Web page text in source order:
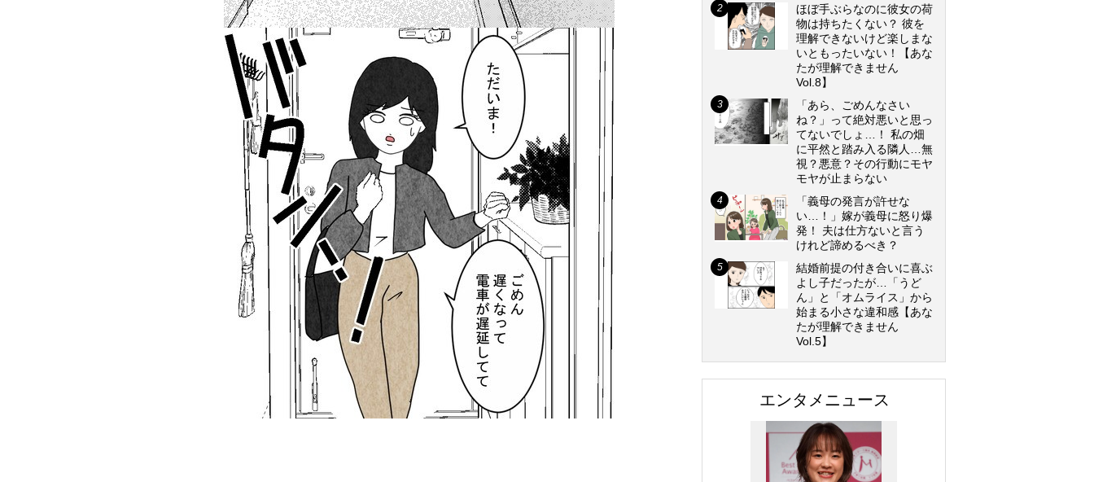
ほぼ手ぶらなのに彼女の荷
物は持ちたくない？ 彼を
理解できないけど楽しまな
いともったいない！【あな
たが理解できません
Vol.8】
「あら、ごめんなさい
ね？」って絶対悪いと思っ
てないでしょ…！ 私の畑
に平然と踏み入る隣人…無
視？悪意？その行動にモヤ
モヤが止まらない
「義母の発言が許せな
い…！」嫁が義母に怒り爆
発！ 夫は仕方ないと言う
けれど諦めるべき？
結婚前提の付き合いに喜ぶ
よし子だったが…「うど
ん」と「オムライス」から
始まる小さな違和感【あな
たが理解できません
Vol.5】
エンタメニュース